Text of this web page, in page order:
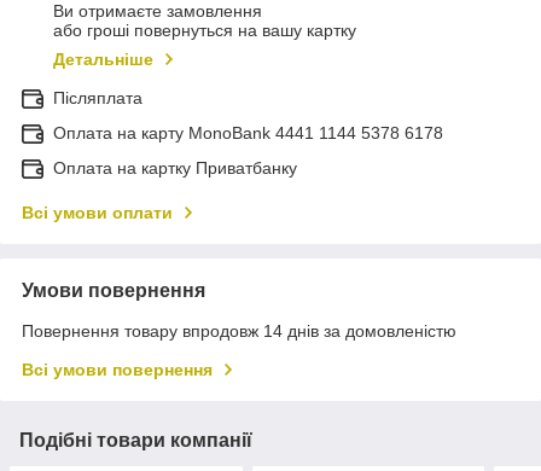
Ви отримаєте замовлення
або гроші повернуться на вашу картку
Детальніше
Післяплата
Оплата на карту MonoBank 4441 1144 5378 6178
Оплата на картку Приватбанку
Всі умови оплати
Умови повернення
Повернення товару впродовж 14 днів за домовленістю
Всі умови повернення
Подібні товари компанії